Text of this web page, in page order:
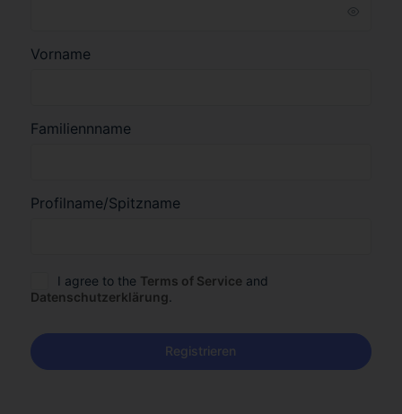
Vorname
Familiennname
Profilname/Spitzname
I agree to the Terms of Service and
Datenschutzerklärung